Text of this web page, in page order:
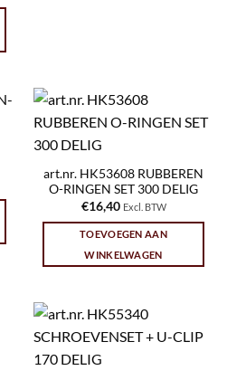
art.nr. HK53608 RUBBEREN
O-RINGEN SET 300 DELIG
€16,40 Excl. BTW
TOEVOEGEN AAN
WINKELWAGEN